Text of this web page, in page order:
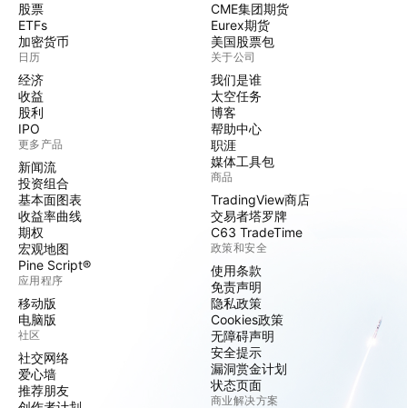
股票
ETFs
加密货币
日历
经济
收益
股利
IPO
更多产品
新闻流
投资组合
基本面图表
收益率曲线
期权
宏观地图
Pine Script®
应用程序
移动版
电脑版
社区
社交网络
爱心墙
推荐朋友
CME集团期货
Eurex期货
美国股票包
关于公司
我们是谁
太空任务
博客
帮助中心
职涯
媒体工具包
商品
TradingView商店
交易者塔罗牌
C63 TradeTime
政策和安全
使用条款
免责声明
隐私政策
Cookies政策
无障碍声明
安全提示
漏洞赏金计划
状态页面
商业解决方案